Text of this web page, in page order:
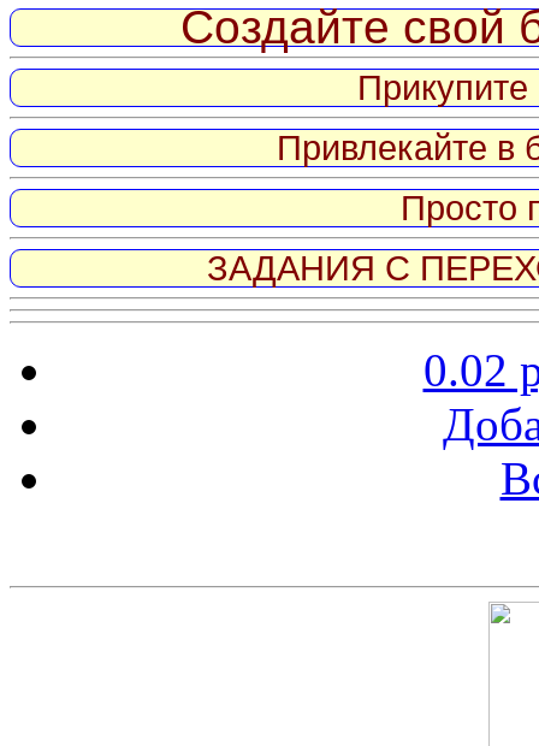
Создайте свой
Привлекайте в
Просто
ЗАДАНИЯ С
0.02